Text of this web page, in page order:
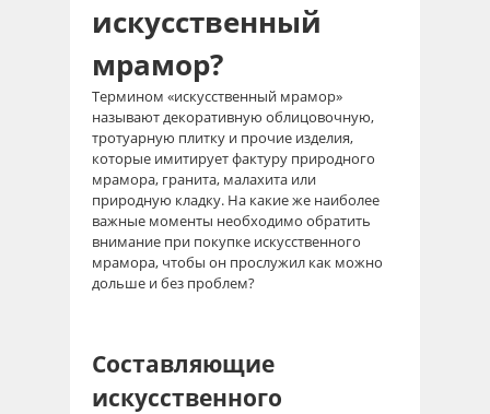
искусственный
мрамор?
Термином «искусственный мрамор»
называют декоративную облицовочную,
тротуарную плитку и прочие изделия,
которые имитирует фактуру природного
мрамора, гранита, малахита или
природную кладку. На какие же наиболее
важные моменты необходимо обратить
внимание при покупке искусственного
мрамора, чтобы он прослужил как можно
дольше и без проблем?
Составляющие
искусственного